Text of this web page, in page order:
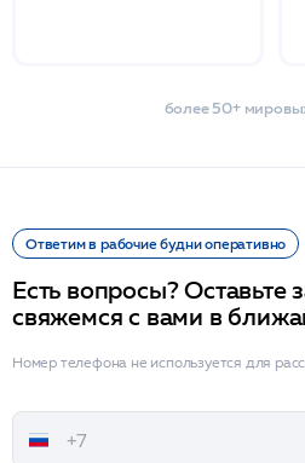
более 50+
Ответим в рабочие будни оперативно
Есть вопросы? Оставьте
свяжемся с вами в
Номер телефона не используется для